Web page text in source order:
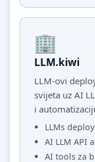
LLM.kiwi
LLM-ovi
svijeta uz AI
i
LLMs
AI LLM API
AI tools za